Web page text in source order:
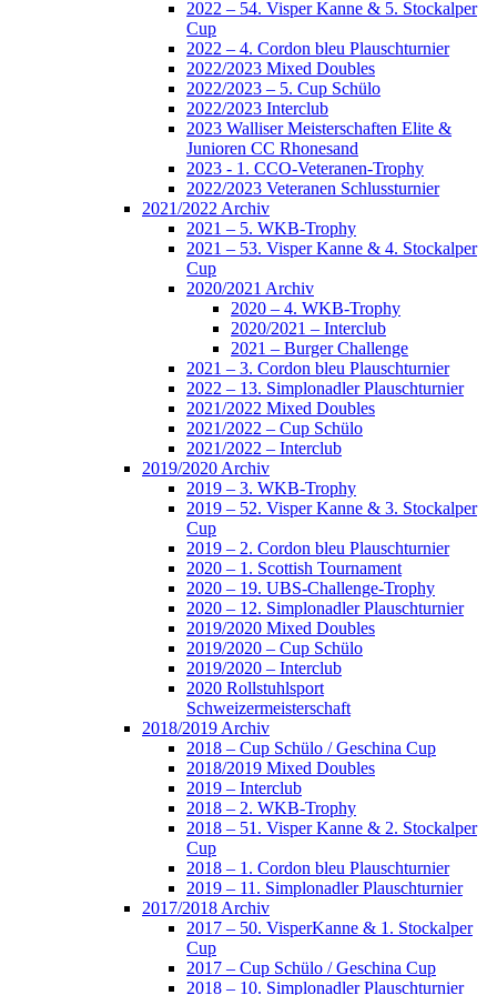
2022 – 54. Visper Kanne & 5. Stockalper
Cup
2022 – 4. Cordon bleu Plauschturnier
2022/2023 Mixed Doubles
2022/2023 – 5. Cup Schülo
2022/2023 Interclub
2023 Walliser Meisterschaften Elite &
Junioren CC Rhonesand
2023 - 1. CCO-Veteranen-Trophy
2022/2023 Veteranen Schlussturnier
2021/2022 Archiv
2021 – 5. WKB-Trophy
2021 – 53. Visper Kanne & 4. Stockalper
Cup
2020/2021 Archiv
2020 – 4. WKB-Trophy
2020/2021 – Interclub
2021 – Burger Challenge
2021 – 3. Cordon bleu Plauschturnier
2022 – 13. Simplonadler Plauschturnier
2021/2022 Mixed Doubles
2021/2022 – Cup Schülo
2021/2022 – Interclub
2019/2020 Archiv
2019 – 3. WKB-Trophy
2019 – 52. Visper Kanne & 3. Stockalper
Cup
2019 – 2. Cordon bleu Plauschturnier
2020 – 1. Scottish Tournament
2020 – 19. UBS-Challenge-Trophy
2020 – 12. Simplonadler Plauschturnier
2019/2020 Mixed Doubles
2019/2020 – Cup Schülo
2019/2020 – Interclub
2020 Rollstuhlsport
Schweizermeisterschaft
2018/2019 Archiv
2018 – Cup Schülo / Geschina Cup
2018/2019 Mixed Doubles
2019 – Interclub
2018 – 2. WKB-Trophy
2018 – 51. Visper Kanne & 2. Stockalper
Cup
2018 – 1. Cordon bleu Plauschturnier
2019 – 11. Simplonadler Plauschturnier
2017/2018 Archiv
2017 – 50. VisperKanne & 1. Stockalper
Cup
2017 – Cup Schülo / Geschina Cup
2018 – 10. Simplonadler Plauschturnier